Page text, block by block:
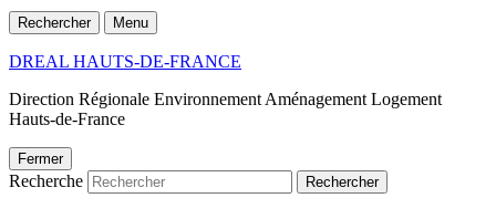
Rechercher Menu
DREAL HAUTS-DE-FRANCE
Direction Régionale Environnement Aménagement Logement
Hauts-de-France
Fermer
Recherche Rechercher